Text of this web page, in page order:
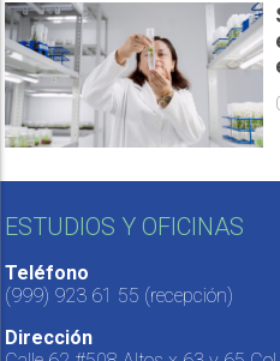
ESTUDIOS Y OFICINAS
Teléfono
(999) 923 61 55 (recepción)
Dirección